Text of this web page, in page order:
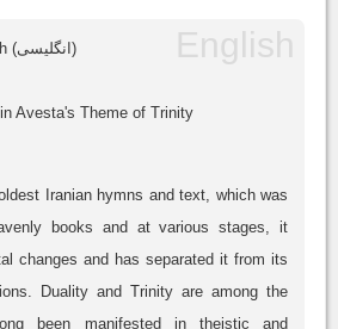
Article data in English (انگلیسی)
Avesta's Theme of Trinity
Iranian hymns and text, which was
books and at various stages, it
changes and has separated it from its
Duality and Trinity are among the
been manifested in theistic and